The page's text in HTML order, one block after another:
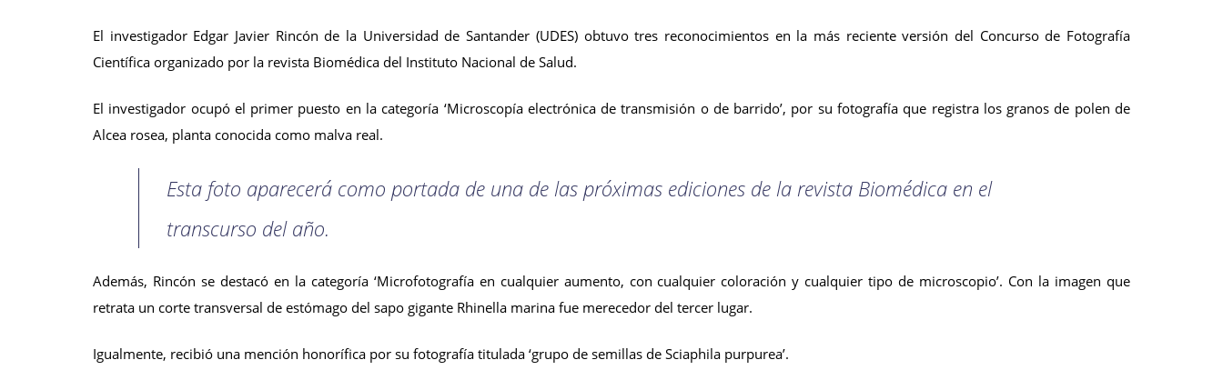
El investigador Edgar Javier Rincón de la Universidad de Santander (UDES) obtuvo tres reconocimientos en la más reciente versión del Concurso de Fotografía
Científica organizado por la revista Biomédica del Instituto Nacional de Salud.
El investigador ocupó el primer puesto en la categoría ‘Microscopía electrónica de transmisión o de barrido’, por su fotografía que registra los granos de polen de
Alcea rosea, planta conocida como malva real.
Esta foto aparecerá como portada de una de las próximas ediciones de la revista Biomédica en el
transcurso del año.
Además, Rincón se destacó en la categoría ‘Microfotografía en cualquier aumento, con cualquier coloración y cualquier tipo de microscopio’. Con la imagen que
retrata un corte transversal de estómago del sapo gigante Rhinella marina fue merecedor del tercer lugar.
Igualmente, recibió una mención honorífica por su fotografía titulada ‘grupo de semillas de Sciaphila purpurea’.